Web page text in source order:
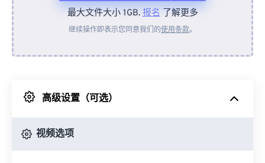
从设备
来自 Google Drive
最大文件大小 1GB.报名了解更多
继续操作即表示您同意我们的使用条款。
高级设置（可选）
视频选项